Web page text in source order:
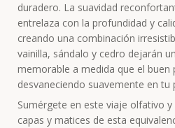
duradero. La suavidad
entrelaza con la profundidad y
creando una combinación
vainilla, sándalo y cedro dejarán
memorable a medida que el buen
desvaneciendo suavemente en tu
Sumérgete en este viaje olfativo
capas y matices de esta